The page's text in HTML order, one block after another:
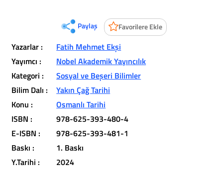
Paylaş Favorilere Ekle
Yazarlar :
Fatih Mehmet Ekşi
Yayımcı :
Nobel Akademik Yayıncılık
Kategori :
Sosyal ve Beşeri Bilimler
Bilim Dalı :
Yakın Çağ Tarihi
Konu :
Osmanlı Tarihi
ISBN :
978-625-393-480-4
E-ISBN :
978-625-393-481-1
Baskı :
1. Baskı
Y.Tarihi :
2024